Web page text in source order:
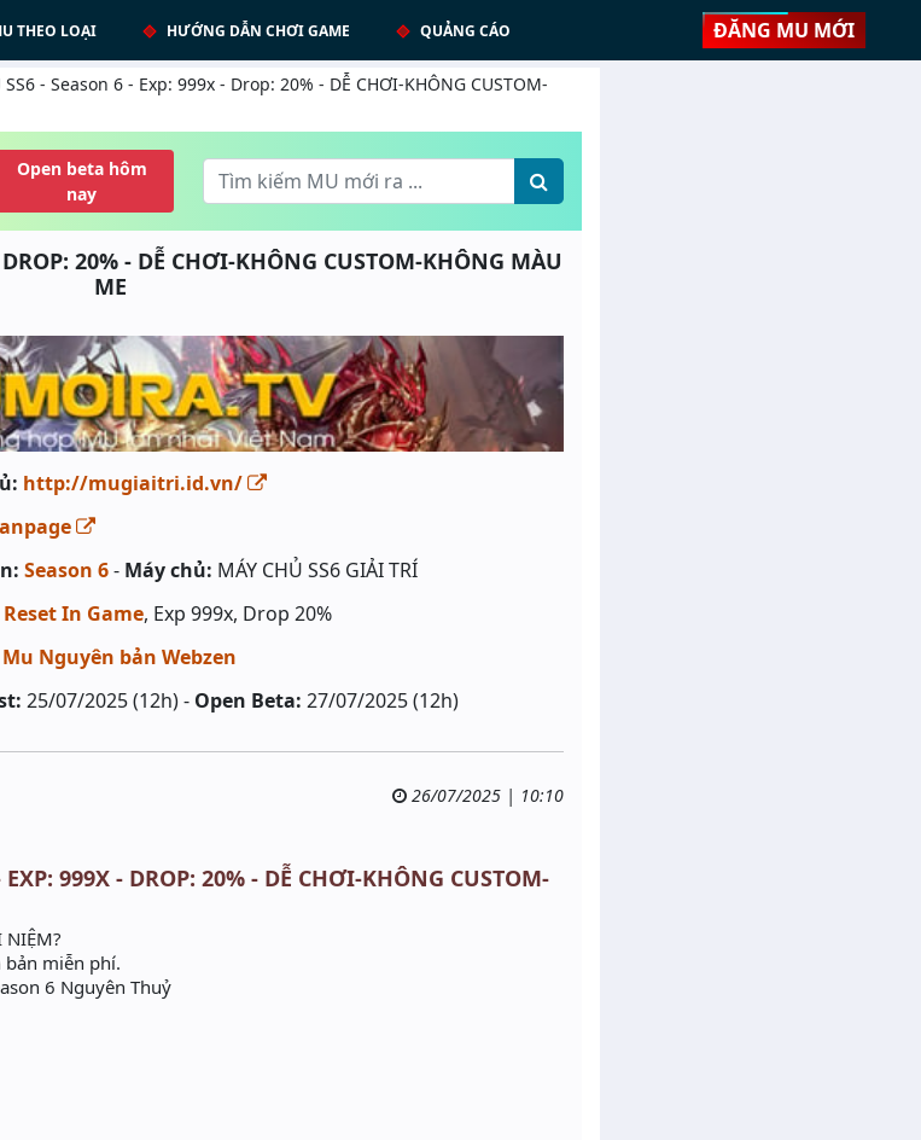
THEO LOẠI HƯỚNG DẪN CHƠI GAME QUẢNG CÁO ĐĂNG MU MỚI
SS6 - Season 6 - Exp: 999x - Drop: 20% - DỄ CHƠI-KHÔNG CUSTOM-
Open beta hôm
nay
20% - DỄ CHƠI-KHÔNG CUSTOM-KHÔNG MÀU
ME
http://mugiaitri.id.vn/
Season 6- Máy chủ: MÁY CHỦ SS6 GIẢI TRÍ
Reset In Game, Exp 999x, Drop 20%
Mu Nguyên bản Webzen
25/07/2025 (12h) - Open Beta: 27/07/2025 (12h)
26/07/2025 | 10:10
999X - DROP: 20% - DỄ CHƠI-KHÔNG CUSTOM-
NIỆM?
miễn phí.
6 Nguyên Thuỷ